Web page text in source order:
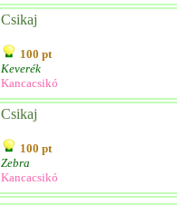
Csikaj
100 pt
Keverék
Kancacsikó
Csikaj
100 pt
Zebra
Kancacsikó